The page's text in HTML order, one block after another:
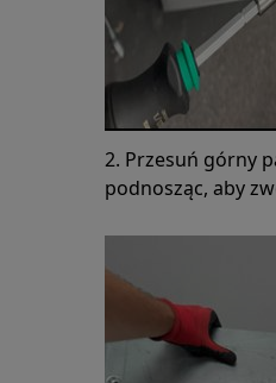
2. Przesuń górny
podnosząc, aby